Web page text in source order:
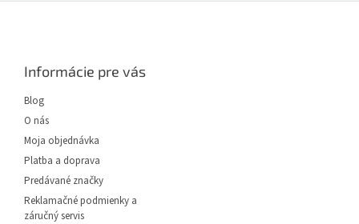
Informácie pre vás
Blog
O nás
Moja objednávka
Platba a doprava
Predávané značky
Reklamačné podmienky a
záručný servis